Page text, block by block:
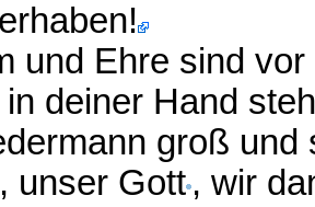
und Ehre sind
deiner Hand
groß und
unser Gott , wir